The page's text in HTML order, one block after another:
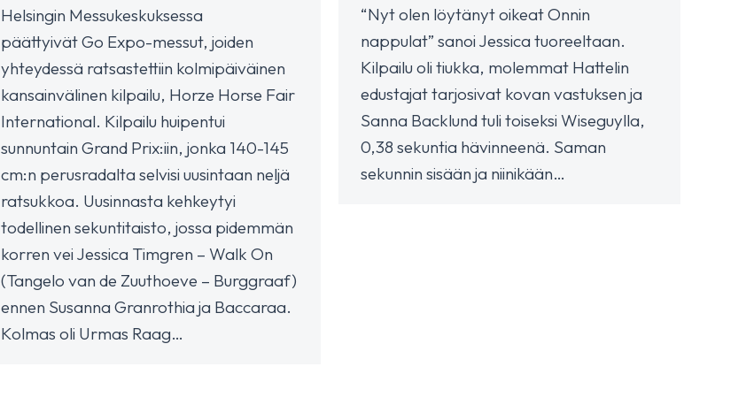
Helsingin Messukeskuksessa
päättyivät Go Expo-messut, joiden
yhteydessä ratsastettiin kolmipäiväinen
kansainvälinen kilpailu, Horze Horse Fair
International. Kilpailu huipentui
sunnuntain Grand Prix:iin, jonka 140-145
cm:n perusradalta selvisi uusintaan neljä
ratsukkoa. Uusinnasta kehkeytyi
todellinen sekuntitaisto, jossa pidemmän
korren vei Jessica Timgren – Walk On
(Tangelo van de Zuuthoeve – Burggraaf)
ennen Susanna Granrothia ja Baccaraa.
Kolmas oli Urmas Raag…
“Nyt olen löytänyt oikeat Onnin
nappulat” sanoi Jessica tuoreeltaan.
Kilpailu oli tiukka, molemmat Hattelin
edustajat tarjosivat kovan vastuksen ja
Sanna Backlund tuli toiseksi Wiseguylla,
0,38 sekuntia hävinneenä. Saman
sekunnin sisään ja niinikään…